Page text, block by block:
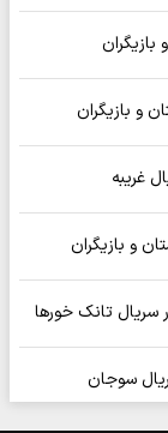
و بازیگران
غریبه
و بازیگران
سریال تانک خورها
سوجان